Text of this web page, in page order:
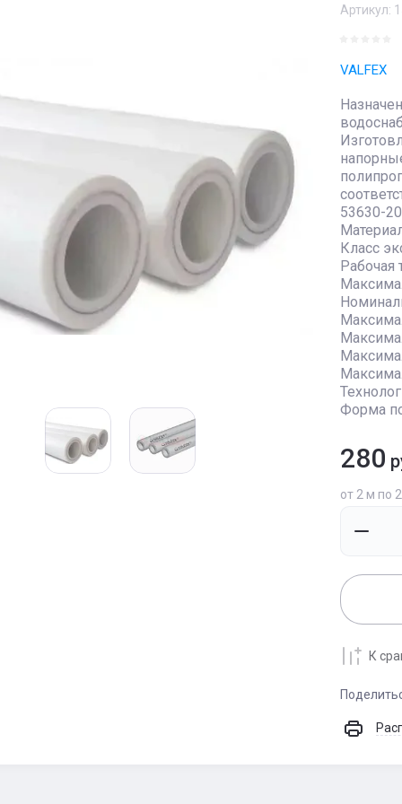
Артикул:
VALFEX
53630-
Класс
Рабочая
Форма
280
от 2 м по
К